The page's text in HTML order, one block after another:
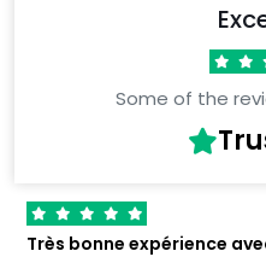
Some of the
Très bonne expérience